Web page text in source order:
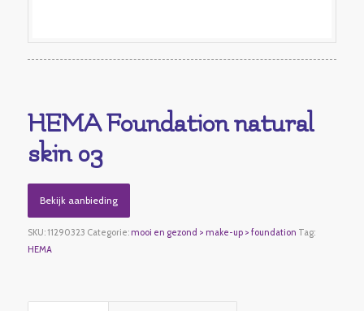
HEMA Foundation natural
skin 03
Bekijk aanbieding
SKU:11290323 Categorie: mooi en gezond > make-up > foundation Tag:
HEMA